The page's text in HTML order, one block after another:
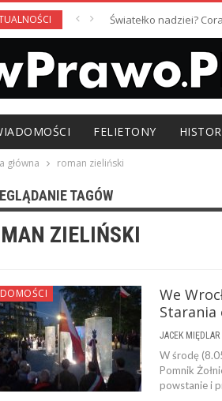
Światełko nadziei?
FELIETONY
główna roman zieliński
TAGÓW
ZIELIŃSKI
We
Starania
JACEK MIĘDLAR
W środę
Pomnik
powstanie i